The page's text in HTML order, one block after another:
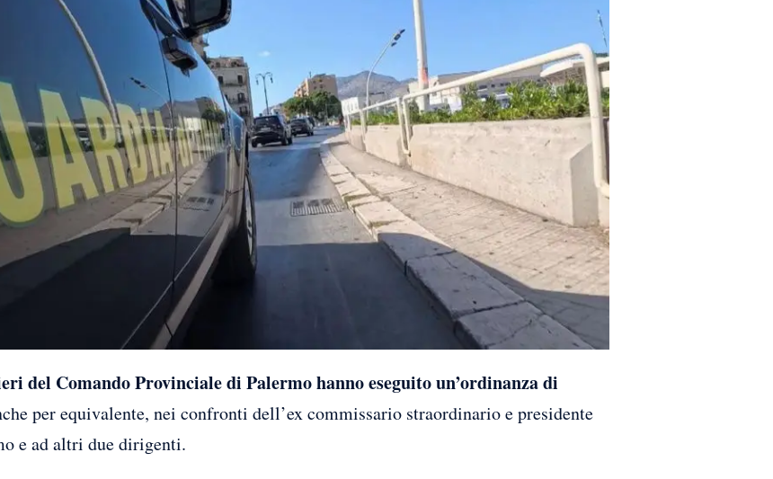
del Comando Provinciale di Palermo hanno eseguito un’ordinanza di
per equivalente, nei confronti dell’ex commissario straordinario e presidente
e ad altri due dirigenti.